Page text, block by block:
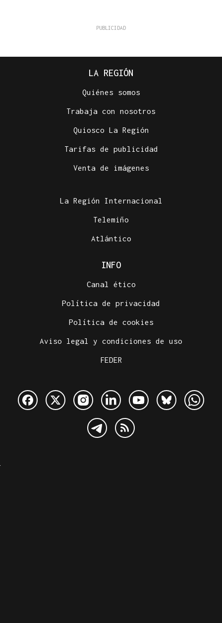
LA REGIÓN
Quiénes somos
Trabaja con nosotros
Quiosco La Región
Tarifas de publicidad
Venta de imágenes
La Región Internacional
Telemiño
Atlántico
INFO
Canal ético
Política de privacidad
Política de cookies
Aviso legal y condiciones de uso
FEDER